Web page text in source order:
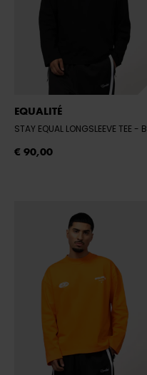
EQUALITÉ
STAY EQUAL LONGSLEEVE TEE - BLACK
€ 90,00